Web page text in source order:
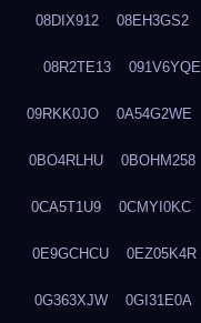
08DIX912 08EH3GS2
08R2TE13 091V6YQE
09RKK0JO 0A54G2WE
0BO4RLHU 0BOHM258
0CA5T1U9 0CMYI0KC
0E9GCHCU 0EZ05K4R
0G363XJW 0GI31E0A